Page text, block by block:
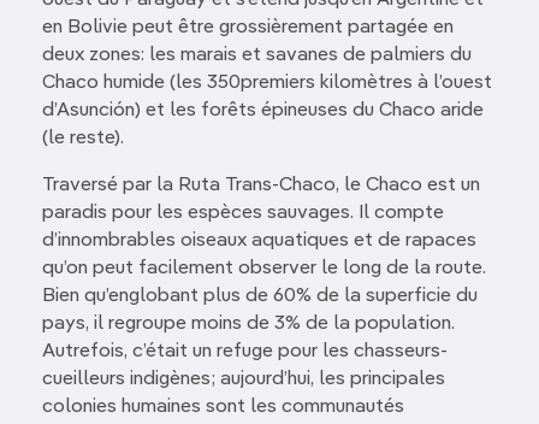
en Bolivie peut être grossièrement partagée en
deux zones: les marais et savanes de palmiers du
Chaco humide (les 350premiers kilomètres à l’ouest
d’Asunción) et les forêts épineuses du Chaco aride
(le reste).
Traversé par la Ruta Trans-Chaco, le Chaco est un
paradis pour les espèces sauvages. Il compte
d’innombrables oiseaux aquatiques et de rapaces
qu’on peut facilement observer le long de la route.
Bien qu’englobant plus de 60% de la superficie du
pays, il regroupe moins de 3% de la population.
Autrefois, c’était un refuge pour les chasseurs-
cueilleurs indigènes; aujourd’hui, les principales
colonies humaines sont les communautés